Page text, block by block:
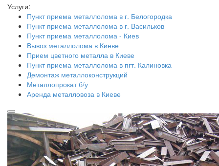
Услуги:
Пункт приема металлолома в г. Белогородка
Пункт приема металлолома в г. Васильков
Пункт приема металлолома - Киев
Вывоз металлолома в Киеве
Прием цветного металла в Киеве
Пункт приема металлолома в пгт. Калиновка
Демонтаж металлоконструкций
Металлопрокат б/у
Аренда металловоза в Киеве